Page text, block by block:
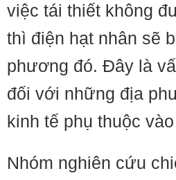
việc tái thiết không
thì điện hạt nhân sẽ
phương đó. Đây là
đối với những địa
kinh tế phụ thuộc
Nhóm nghiên cứu